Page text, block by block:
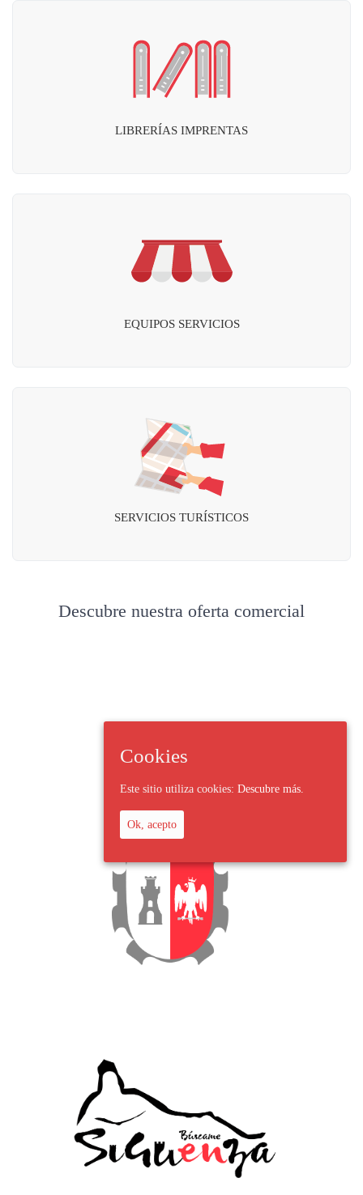
LIBRERÍAS IMPRENTAS
EQUIPOS SERVICIOS
SERVICIOS TURÍSTICOS
Descubre nuestra oferta comercial
Cookies
Este sitio utiliza cookies: Descubre más.
Ok, acepto